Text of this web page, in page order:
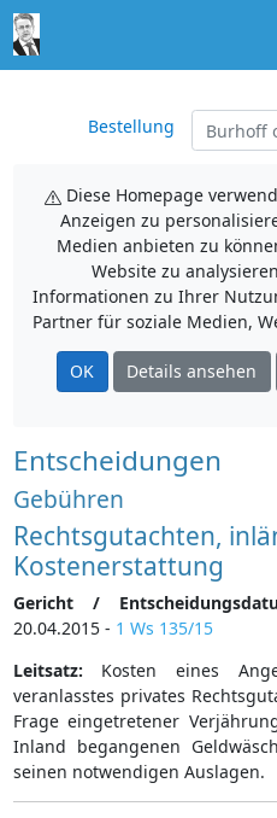
Bestellung
Diese Homepage
Anzeigen zu
Medien anbieten zu
Website zu
Informationen zu Ihrer
Partner für soziale Medien,
OK Details ansehen
Entscheidungen
Gebühren
Rechtsgutachten,
Kostenerstattung
Gericht /
20.04.2015 - 1 Ws 135/15
Leitsatz: Kosten eines
veranlasstes privates
Frage eingetretener
Inland begangenen
seinen notwendigen Auslagen.